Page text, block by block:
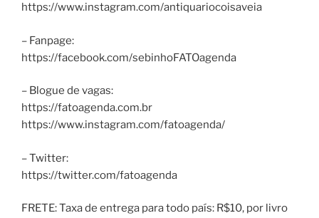
https://www.instagram.com/antiquariocoisaveia
– Fanpage:
https://facebook.com/sebinhoFATOagenda
– Blogue de vagas:
https://fatoagenda.com.br
https://www.instagram.com/fatoagenda/
– Twitter:
https://twitter.com/fatoagenda
FRETE: Taxa de entrega para todo país: R$10, por livro